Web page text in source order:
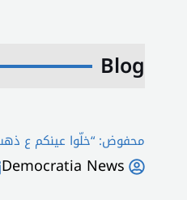
Blog
محفوض: “خلّوا عينكم ع
Democratia News